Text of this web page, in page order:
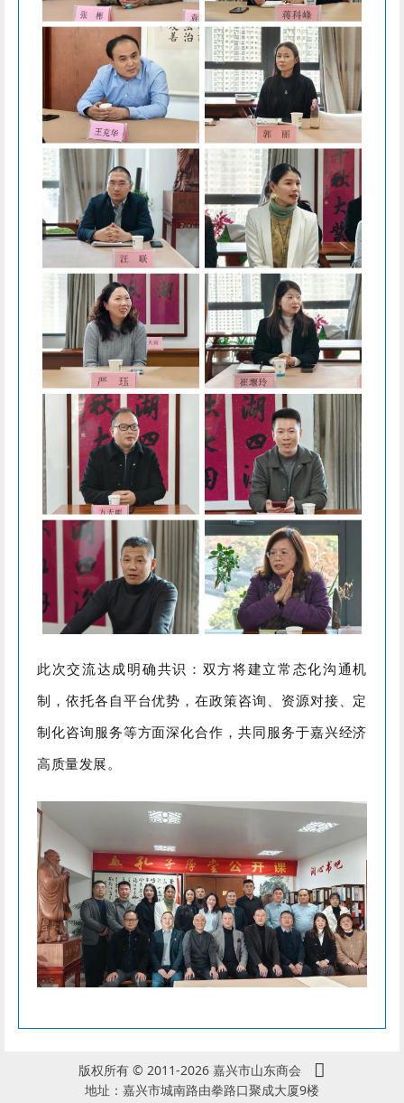
此次交流达成明确共识：双方将建立常态化沟通机
制，依托各自平台优势，在政策咨询、资源对接、定
制化咨询服务等方面深化合作，共同服务于嘉兴经济
高质量发展。
版权所有 © 2011-2026 嘉兴市山东商会
地址：嘉兴市城南路由拳路口聚成大厦9楼